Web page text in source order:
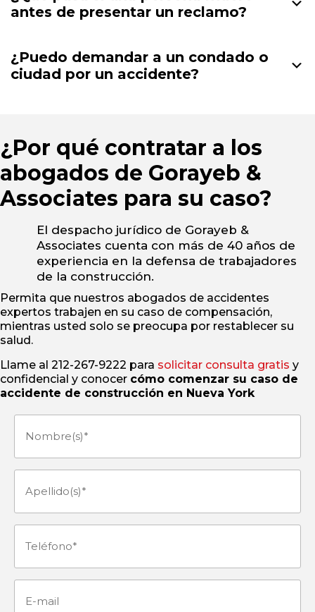
antes de presentar un reclamo?
¿Puedo demandar a un condado o
ciudad por un accidente?
¿Por qué contratar a los
abogados de Gorayeb &
Associates para su caso?
El despacho jurídico de Gorayeb &
Associates cuenta con más de 40 años de
experiencia en la defensa de trabajadores
de la construcción.
Permita que nuestros abogados de accidentes
expertos trabajen en su caso de compensación,
mientras usted solo se preocupa por restablecer su
salud.
Llame al 212-267-9222 para solicitar consulta gratis y
confidencial y conocer cómo comenzar su caso de
accidente de construcción en Nueva York
Nombre(s)
Apellido(s)
Teléfono (Obligatorio)